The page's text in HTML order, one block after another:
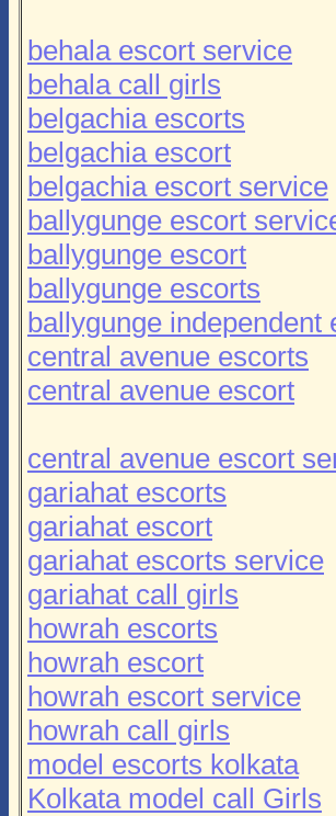
behala escort service
behala call girls
belgachia escorts
belgachia escort
belgachia escort service
ballygunge escort
ballygunge escort
ballygunge escorts
ballygunge independent
central avenue escorts
central avenue escort
central avenue escort
gariahat escorts
gariahat escort
gariahat escorts service
gariahat call girls
howrah escorts
howrah escort
howrah escort service
howrah call girls
model escorts kolkata
Kolkata model call Girls